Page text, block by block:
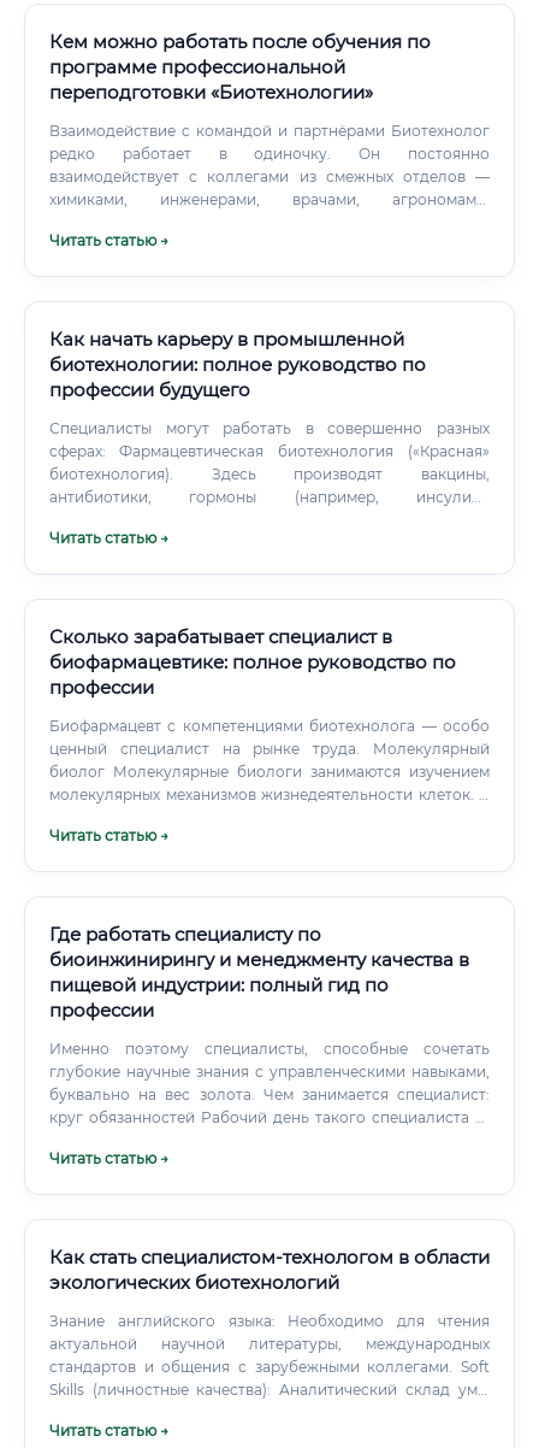
Кем можно работать после обучения по
программе профессиональной
переподготовки «Биотехнологии»
Взаимодействие с командой и партнёрами Биотехнолог
редко работает в одиночку. Он постоянно
взаимодействует с коллегами из смежных отделов —
химиками, инженерами, врачами, агрономами,
специалистами. Умение работать в команде и чётко
Читать статью →
Как начать карьеру в промышленной
биотехнологии: полное руководство по
профессии будущего
Специалисты могут работать в совершенно разных
сферах: Фармацевтическая биотехнология («Красная»
биотехнология). Здесь производят вакцины,
антибиотики, гормоны (например, инсулин),
диагностические тест-системы. Это производство
дрожжей для пивоварения и спиртовой
промышленности.
Читать статью →
Сколько зарабатывает специалист в
биофармацевтике: полное руководство по
профессии
Биофармацевт с компетенциями биотехнолога — особо
ценный специалист на рынке труда. Молекулярный
биолог Молекулярные биологи занимаются изучением
молекулярных механизмов жизнедеятельности клеток. В
биологические мишени для новых препаратов, изучают
Читать статью →
Где работать специалисту по
биоинжинирингу и менеджменту качества в
пищевой индустрии: полный гид по
профессии
Именно поэтому специалисты, способные сочетать
глубокие научные знания с управленческими навыками,
буквально на вес золота. Чем занимается специалист:
круг обязанностей Рабочий день такого специалиста —
производственным цехом, переговорной комнатой и
Читать статью →
Как стать специалистом-технологом в области
экологических биотехнологий
Знание английского языка: Необходимо для чтения
актуальной научной литературы, международных
стандартов и общения с зарубежными коллегами. Soft
Skills (личностные качества): Аналитический склад ума:
выявлять причинно-следственные связи и находить
Читать статью →